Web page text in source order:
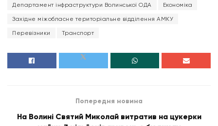
Департамент інфраструктури Волинської ОДА Економіка
Західне міжобласне територіальне відділення АМКУ
Перевізники Транспорт
Попередня новина
На Волині Святий Миколай витратив на цукерки